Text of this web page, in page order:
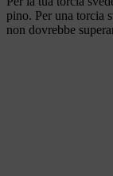
pino. Per una torcia
non dovrebbe